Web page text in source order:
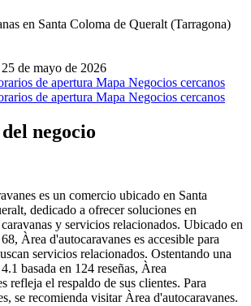
en Santa Coloma de Queralt (Tarragona)
de mayo de 2026
de apertura Mapa Negocios cercanos
de apertura Mapa Negocios cercanos
negocio
es un comercio ubicado en Santa
dedicado a ofrecer soluciones en
y servicios relacionados. Ubicado en
Àrea d'autocaravanes es accesible para
servicios relacionados. Ostentando una
basada en 124 reseñas, Àrea
refleja el respaldo de sus clientes. Para
se recomienda visitar Àrea d'autocaravanes.